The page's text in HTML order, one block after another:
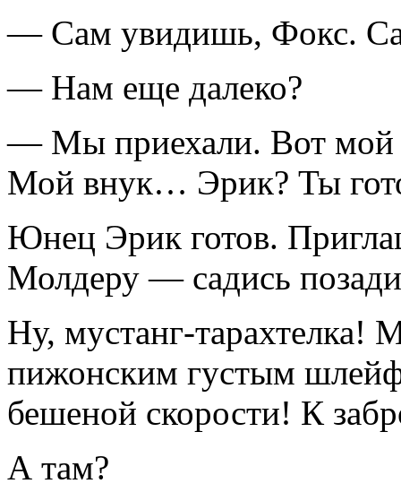
— Сам увидишь, Фокс.
— Нам еще далеко?
— Мы приехали. Вот мой
Мой внук… Эрик? Ты
Юнец Эрик готов.
Молдеру — садись
Ну, мустанг-
пижонским густым
бешеной скорости! К
А там?